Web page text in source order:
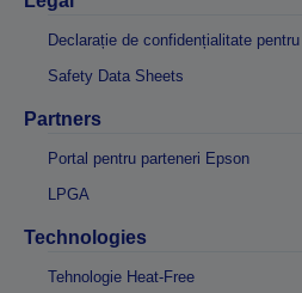
Declarație de confidențialitate
Safety Data Sheets
Partners
Portal pentru parteneri Epson
LPGA
Technologies
Tehnologie Heat-Free